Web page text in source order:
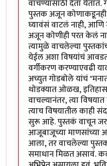
वाचण्यासाठी देता
पुस्तक अजून कोणाकडूनही
घ्यावंसं वाटलं नाही,
अजून कोणीही परत केलं
त्यामुळे वाचलेल्या
येईल अशा विषयांचं
वर्गीकरण करण्याएवढी
अच्युत गोडबोले यांचं
थोडक्यात ओळख,
वाचल्यानंतर, त्या
त्याच विषयातील काही
सुरू आहे. पुस्तकं वाचून जर
आजूबाजूच्या माणसांच्या
आला, तर वाचलेल्या
समाधान मिळत असावं.